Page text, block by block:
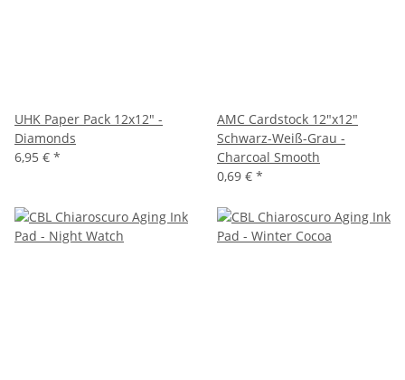
UHK Paper Pack 12x12" -
Diamonds
6,95 € *
AMC Cardstock 12"x12"
Schwarz-Weiß-Grau -
Charcoal Smooth
0,69 € *